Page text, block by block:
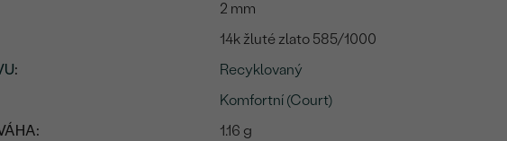
2 mm
14k žluté zlato 585/1000
:
Recyklovaný
Komfortní (Court)
1.16 g